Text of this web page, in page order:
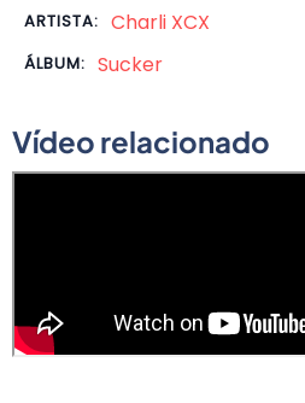
ARTISTA: Charli XCX
ÁLBUM: Sucker
Vídeo relacionado